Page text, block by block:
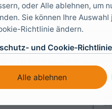
authentifiziert Benutzer
verwenden, externen
FoxIDs-Umgebungen
, um zu sehen, wie
oder Alle ablehnen, um
Sie können Ihre
Richtlinie ändern.
und Cookie-
Alle ablehnen